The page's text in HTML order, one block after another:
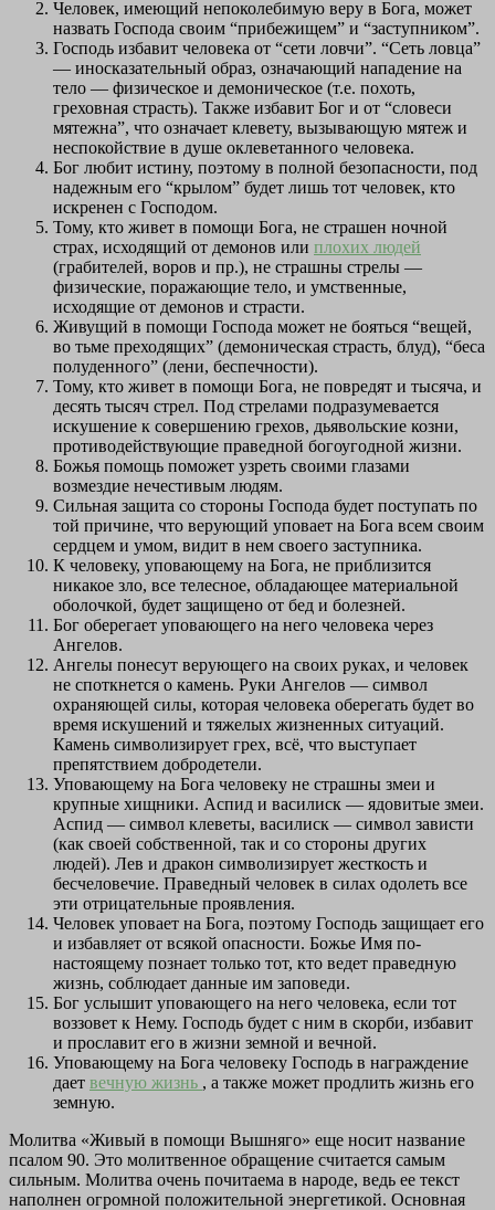
Человек, имеющий непоколебимую веру в Бога, может
назвать Господа своим “прибежищем” и “заступником”.
Господь избавит человека от “сети ловчи”. “Сеть ловца”
— иносказательный образ, означающий нападение на
тело — физическое и демоническое (т.е. похоть,
греховная страсть). Также избавит Бог и от “словеси
мятежна”, что означает клевету, вызывающую мятеж и
неспокойствие в душе оклеветанного человека.
Бог любит истину, поэтому в полной безопасности, под
надежным его “крылом” будет лишь тот человек, кто
искренен с Господом.
Тому, кто живет в помощи Бога, не страшен ночной
страх, исходящий от демонов или плохих людей
(грабителей, воров и пр.), не страшны стрелы —
физические, поражающие тело, и умственные,
исходящие от демонов и страсти.
Живущий в помощи Господа может не бояться “вещей,
во тьме преходящих” (демоническая страсть, блуд), “беса
полуденного” (лени, беспечности).
Тому, кто живет в помощи Бога, не повредят и тысяча, и
десять тысяч стрел. Под стрелами подразумевается
искушение к совершению грехов, дьявольские козни,
противодействующие праведной богоугодной жизни.
Божья помощь поможет узреть своими глазами
возмездие нечестивым людям.
Сильная защита со стороны Господа будет поступать по
той причине, что верующий уповает на Бога всем своим
сердцем и умом, видит в нем своего заступника.
К человеку, уповающему на Бога, не приблизится
никакое зло, все телесное, обладающее материальной
оболочкой, будет защищено от бед и болезней.
Бог оберегает уповающего на него человека через
Ангелов.
Ангелы понесут верующего на своих руках, и человек
не споткнется о камень. Руки Ангелов — символ
охраняющей силы, которая человека оберегать будет во
время искушений и тяжелых жизненных ситуаций.
Камень символизирует грех, всё, что выступает
препятствием добродетели.
Уповающему на Бога человеку не страшны змеи и
крупные хищники. Аспид и василиск — ядовитые змеи.
Аспид — символ клеветы, василиск — символ зависти
(как своей собственной, так и со стороны других
людей). Лев и дракон символизирует жесткость и
бесчеловечие. Праведный человек в силах одолеть все
эти отрицательные проявления.
Человек уповает на Бога, поэтому Господь защищает его
и избавляет от всякой опасности. Божье Имя по-
настоящему познает только тот, кто ведет праведную
жизнь, соблюдает данные им заповеди.
Бог услышит уповающего на него человека, если тот
воззовет к Нему. Господь будет с ним в скорби, избавит
и прославит его в жизни земной и вечной.
Уповающему на Бога человеку Господь в награждение
дает вечную жизнь , а также может продлить жизнь его
земную.
Молитва «Живый в помощи Вышняго» еще носит название
псалом 90. Это молитвенное обращение считается самым
сильным. Молитва очень почитаема в народе, ведь ее текст
наполнен огромной положительной энергетикой. Основная